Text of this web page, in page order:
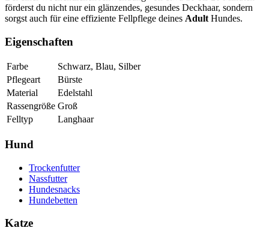
förderst du nicht nur ein glänzendes, gesundes Deckhaar, sondern
sorgst auch für eine effiziente Fellpflege deines Adult Hundes.
Eigenschaften
Farbe
Schwarz, Blau, Silber
Pflegeart
Bürste
Material
Edelstahl
Rassengröße Groß
Felltyp
Langhaar
Hund
Trockenfutter
Nassfutter
Hundesnacks
Hundebetten
Katze